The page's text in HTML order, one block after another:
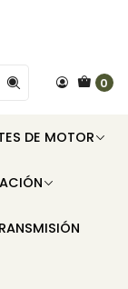
0
DE MOTOR